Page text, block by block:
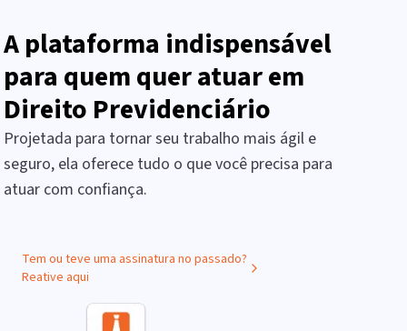
A plataforma indispensável
para quem quer atuar em
Direito Previdenciário
Projetada para tornar seu trabalho mais ágil e
seguro, ela oferece tudo o que você precisa para
atuar com confiança.
Tem ou teve uma assinatura no passado?
Reative aqui